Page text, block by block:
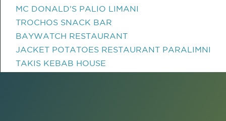
MC DONALD'S PALIO LIMANI
TROCHOS SNACK BAR
BAYWATCH RESTAURANT
JACKET POTATOES RESTAURANT PARALIMNI
TAKIS KEBAB HOUSE